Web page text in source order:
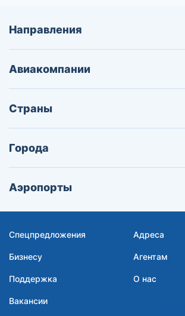
Направления
Авиакомпании
Страны
Города
Аэропорты
Спецпредложения Адреса
Бизнесу Агентам
Поддержка О нас
Вакансии